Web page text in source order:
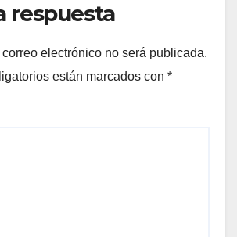
respuesta
electrónico no será publicada.
están marcados con *